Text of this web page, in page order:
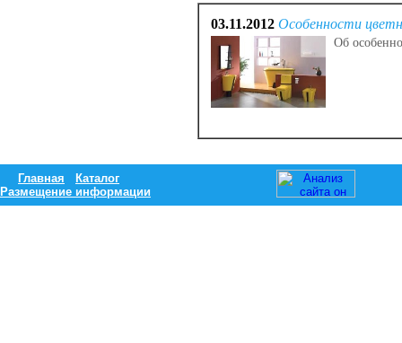
03.11.2012 Особенности
Об
Главная
Каталог
Размещение информации